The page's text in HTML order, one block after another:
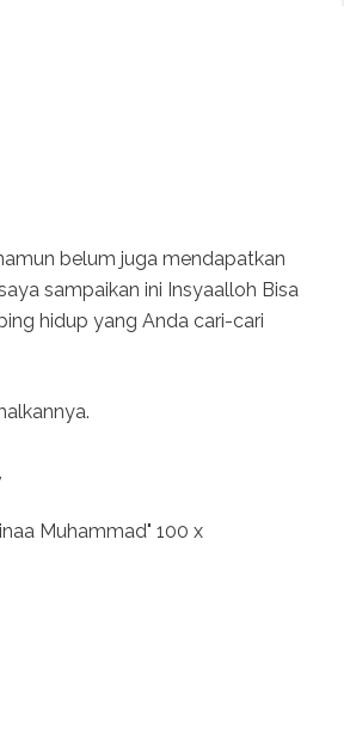
belum juga mendapatkan
sampaikan ini Insyaalloh Bisa
hidup yang Anda cari-cari
Muhammad" 100 x